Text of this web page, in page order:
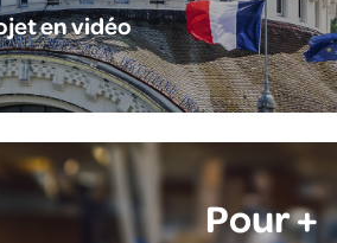
en vidéo
Pour +